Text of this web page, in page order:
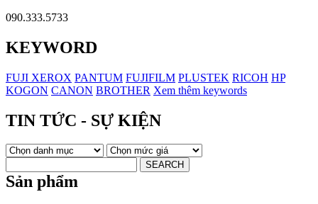
090.333.5733
KEYWORD
FUJI XEROX PANTUM FUJIFILM PLUSTEK RICOH HP
KOGON CANON BROTHER Xem thêm keywords
TIN TỨC - SỰ KIỆN
Sản phẩm